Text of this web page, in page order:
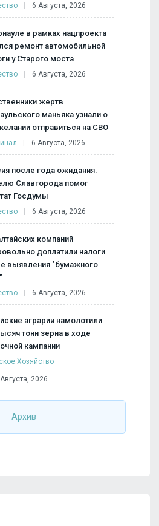
6 Августа, 2026
в рамках нацпроекта
ремонт автомобильной
у Старого моста
6 Августа, 2026
жертв
маньяка узнали о
отправиться на СВО
6 Августа, 2026
после года ожидания.
Славгорода помог
Госдумы
6 Августа, 2026
компаний
доплатили налоги
выявления "бумажного
6 Августа, 2026
аграрии намолотили
тонн зерна в ходе
кампании
Хозяйство
2026
Архив